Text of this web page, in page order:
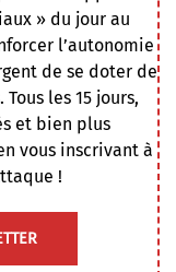
» du jour au
l’autonomie
de se doter de
les 15 jours,
et bien plus
vous inscrivant à
!